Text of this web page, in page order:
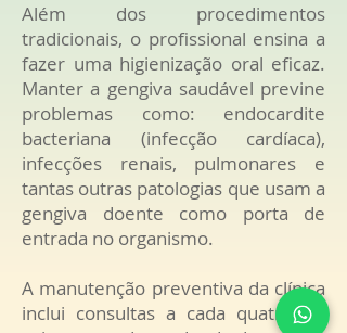
Além dos procedimentos
tradicionais, o profissional ensina a
fazer uma higienização oral eficaz.
Manter a gengiva saudável previne
problemas como: endocardite
bacteriana (infecção cardíaca),
infecções renais, pulmonares e
tantas outras patologias que usam a
gengiva doente como porta de
entrada no organismo.
A manutenção preventiva da clínica
inclui consultas a cada quatro ou